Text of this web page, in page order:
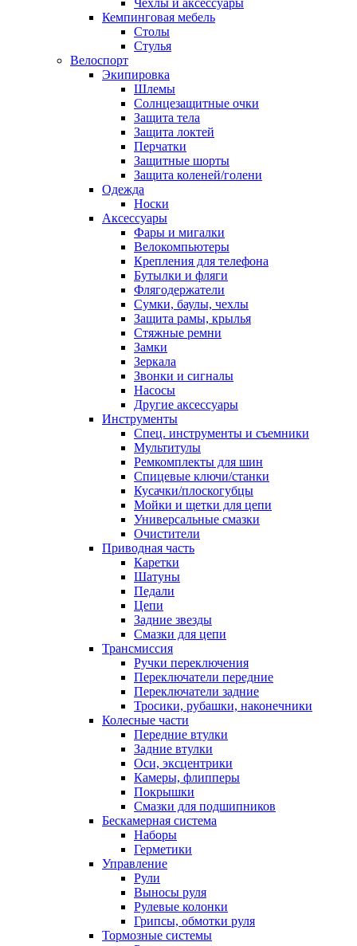
Чехлы и аксессуары
Кемпинговая мебель
Столы
Стулья
Велоспорт
Экипировка
Шлемы
Солнцезащитные очки
Защита тела
Защита локтей
Перчатки
Защитные шорты
Защита коленей/голени
Одежда
Носки
Аксессуары
Фары и мигалки
Велокомпьютеры
Крепления для телефона
Бутылки и фляги
Флягодержатели
Сумки, баулы, чехлы
Защита рамы, крылья
Стяжные ремни
Замки
Зеркала
Звонки и сигналы
Насосы
Другие аксессуары
Инструменты
Спец. инструменты и съемники
Мультитулы
Ремкомплекты для шин
Спицевые ключи/станки
Кусачки/плоскогубцы
Мойки и щетки для цепи
Универсальные смазки
Очистители
Приводная часть
Каретки
Шатуны
Педали
Цепи
Задние звезды
Смазки для цепи
Трансмиссия
Ручки переключения
Переключатели передние
Переключатели задние
Тросики, рубашки, наконечники
Колесные части
Передние втулки
Задние втулки
Оси, эксцентрики
Камеры, флипперы
Покрышки
Смазки для подшипников
Бескамерная система
Наборы
Герметики
Управление
Рули
Выносы руля
Рулевые колонки
Грипсы, обмотки руля
Тормозные системы